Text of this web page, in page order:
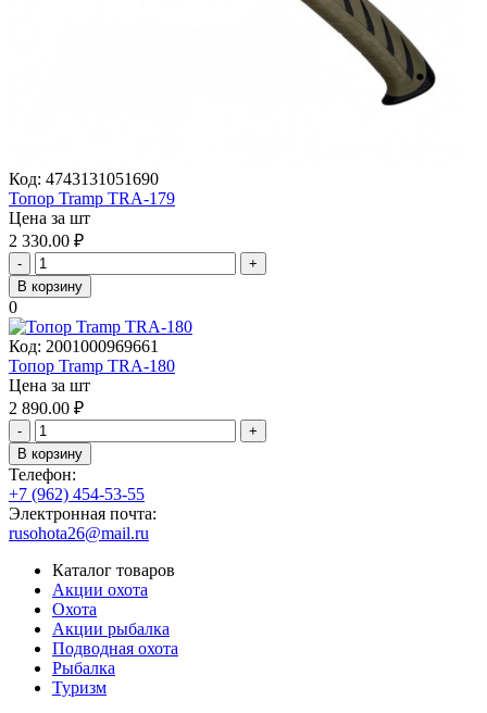
Код: 4743131051690
Топор Tramp TRA-179
Цена за шт
2 330.00 ₽
-
+
В корзину
0
Код: 2001000969661
Топор Tramp TRA-180
Цена за шт
2 890.00 ₽
-
+
В корзину
Телефон:
+7 (962) 454-53-55
Электронная почта:
rusohota26@mail.ru
Каталог товаров
Акции охота
Охота
Акции рыбалка
Подводная охота
Рыбалка
Туризм